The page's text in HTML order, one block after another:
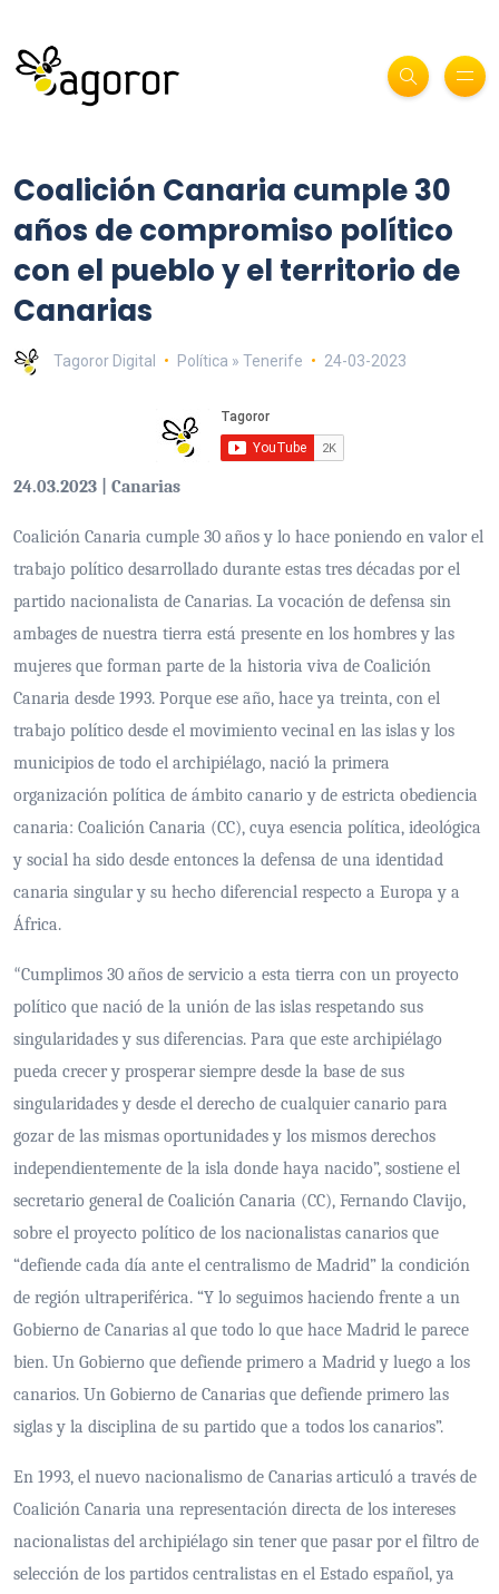
Coalición Canaria cumple 30
años de compromiso político
con el pueblo y el territorio de
Canarias
Tagoror Digital Política » Tenerife 24-03-2023
24.03.2023 | Canarias
Coalición Canaria cumple 30 años y lo hace poniendo en valor el
trabajo político desarrollado durante estas tres décadas por el
partido nacionalista de Canarias. La vocación de defensa sin
ambages de nuestra tierra está presente en los hombres y las
mujeres que forman parte de la historia viva de Coalición
Canaria desde 1993. Porque ese año, hace ya treinta, con el
trabajo político desde el movimiento vecinal en las islas y los
municipios de todo el archipiélago, nació la primera
organización política de ámbito canario y de estricta obediencia
canaria: Coalición Canaria (CC), cuya esencia política, ideológica
y social ha sido desde entonces la defensa de una identidad
canaria singular y su hecho diferencial respecto a Europa y a
África.
“Cumplimos 30 años de servicio a esta tierra con un proyecto
político que nació de la unión de las islas respetando sus
singularidades y sus diferencias. Para que este archipiélago
pueda crecer y prosperar siempre desde la base de sus
singularidades y desde el derecho de cualquier canario para
gozar de las mismas oportunidades y los mismos derechos
independientemente de la isla donde haya nacido”, sostiene el
secretario general de Coalición Canaria (CC), Fernando Clavijo,
sobre el proyecto político de los nacionalistas canarios que
“defiende cada día ante el centralismo de Madrid” la condición
de región ultraperiférica. “Y lo seguimos haciendo frente a un
Gobierno de Canarias al que todo lo que hace Madrid le parece
bien. Un Gobierno que defiende primero a Madrid y luego a los
canarios. Un Gobierno de Canarias que defiende primero las
siglas y la disciplina de su partido que a todos los canarios”.
En 1993, el nuevo nacionalismo de Canarias articuló a través de
Coalición Canaria una representación directa de los intereses
nacionalistas del archipiélago sin tener que pasar por el filtro de
selección de los partidos centralistas en el Estado español, ya